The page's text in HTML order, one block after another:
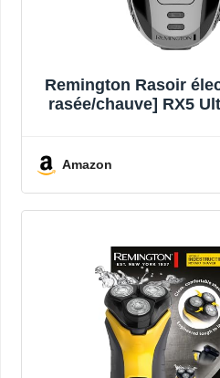
Remington Rasoir
rasée/chauve] RX5
50min,Wet&Dry)
Amazon